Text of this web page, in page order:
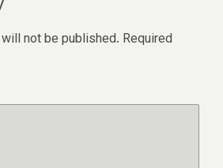
not be published. Required